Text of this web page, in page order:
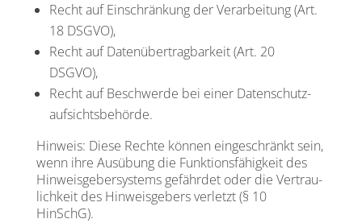
Recht auf Ein­schrän­kung der Ver­ar­bei­tung (Art.
18 DSGVO),
Recht auf Daten­über­trag­bar­keit (Art. 20
DSGVO),
Recht auf Beschwer­de bei einer Daten­schutz­
auf­sichts­be­hör­de.
Hin­weis: Die­se Rech­te kön­nen ein­ge­schränkt sein,
wenn ihre Aus­übung die Funk­ti­ons­fä­hig­keit des
Hin­weis­ge­ber­sys­tems gefähr­det oder die Ver­trau­
lich­keit des Hin­weis­ge­bers ver­letzt (§ 10
HinSchG).